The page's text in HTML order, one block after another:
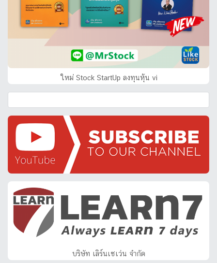
ใหม่ Stock StartUp ลงทุนหุ้น vi
บริษัท เลิร์นเซเว่น จำกัด